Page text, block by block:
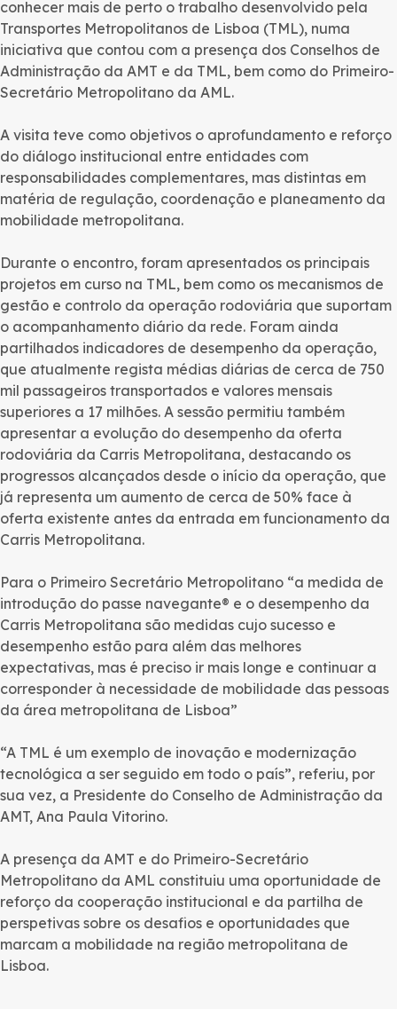
conhecer mais de perto o trabalho desenvolvido pela
Transportes Metropolitanos de Lisboa (TML), numa
iniciativa que contou com a presença dos Conselhos de
Administração da AMT e da TML, bem como do Primeiro-
Secretário Metropolitano da AML.
A visita teve como objetivos o aprofundamento e reforço
do diálogo institucional entre entidades com
responsabilidades complementares, mas distintas em
matéria de regulação, coordenação e planeamento da
mobilidade metropolitana.
Durante o encontro, foram apresentados os principais
projetos em curso na TML, bem como os mecanismos de
gestão e controlo da operação rodoviária que suportam
o acompanhamento diário da rede. Foram ainda
partilhados indicadores de desempenho da operação,
que atualmente regista médias diárias de cerca de 750
mil passageiros transportados e valores mensais
superiores a 17 milhões. A sessão permitiu também
apresentar a evolução do desempenho da oferta
rodoviária da Carris Metropolitana, destacando os
progressos alcançados desde o início da operação, que
já representa um aumento de cerca de 50% face à
oferta existente antes da entrada em funcionamento da
Carris Metropolitana.
Para o Primeiro Secretário Metropolitano “a medida de
introdução do passe navegante® e o desempenho da
Carris Metropolitana são medidas cujo sucesso e
desempenho estão para além das melhores
expectativas, mas é preciso ir mais longe e continuar a
corresponder à necessidade de mobilidade das pessoas
da área metropolitana de Lisboa”
“A TML é um exemplo de inovação e modernização
tecnológica a ser seguido em todo o país”, referiu, por
sua vez, a Presidente do Conselho de Administração da
AMT, Ana Paula Vitorino.
A presença da AMT e do Primeiro-Secretário
Metropolitano da AML constituiu uma oportunidade de
reforço da cooperação institucional e da partilha de
perspetivas sobre os desafios e oportunidades que
marcam a mobilidade na região metropolitana de
Lisboa.